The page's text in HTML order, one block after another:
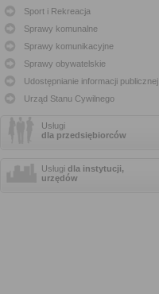
Sport i Rekreacja
Sprawy komunalne
Sprawy komunikacyjne
Sprawy obywatelskie
Udostępnianie informacji publicznej
Urząd Stanu Cywilnego
Usługi
dla przedsiębiorców
Usługi dla instytucji,
urzędów